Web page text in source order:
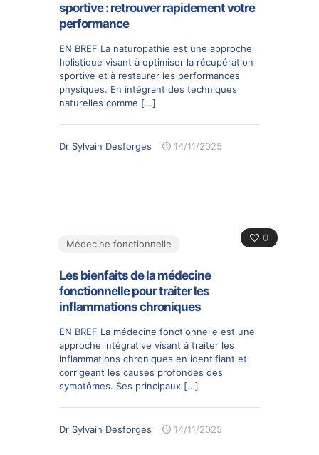
sportive : retrouver rapidement votre
performance
EN BREF La naturopathie est une approche
holistique visant à optimiser la récupération
sportive et à restaurer les performances
physiques. En intégrant des techniques
naturelles comme […]
Dr Sylvain Desforges 14/11/2025
0
Médecine fonctionnelle
Les bienfaits de la médecine
fonctionnelle pour traiter les
inflammations chroniques
EN BREF La médecine fonctionnelle est une
approche intégrative visant à traiter les
inflammations chroniques en identifiant et
corrigeant les causes profondes des
symptômes. Ses principaux […]
Dr Sylvain Desforges 14/11/2025